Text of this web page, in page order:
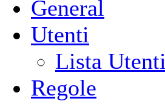
General
Utenti
Lista Utenti
Regole